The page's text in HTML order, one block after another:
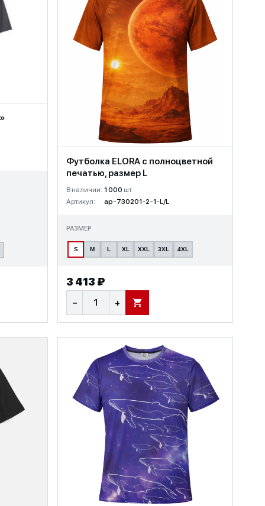
Футболка ELORA с полноцветной
печатью, размер L
В наличии: 1 000 шт.
Артикул:
ap-730201-2-1-L/L
РАЗМЕР
S M L XL XXL 3XL 4XL
3 413 ₽
− + В КОРЗИНУ